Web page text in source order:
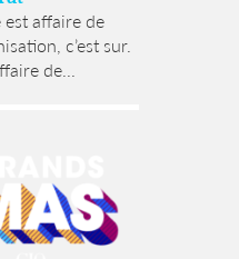
est affaire de
c’est sur.
de...